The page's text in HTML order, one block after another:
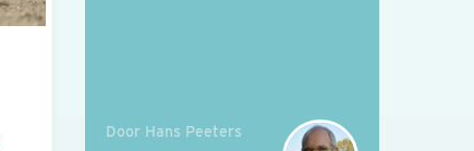
Door Hans Peeters